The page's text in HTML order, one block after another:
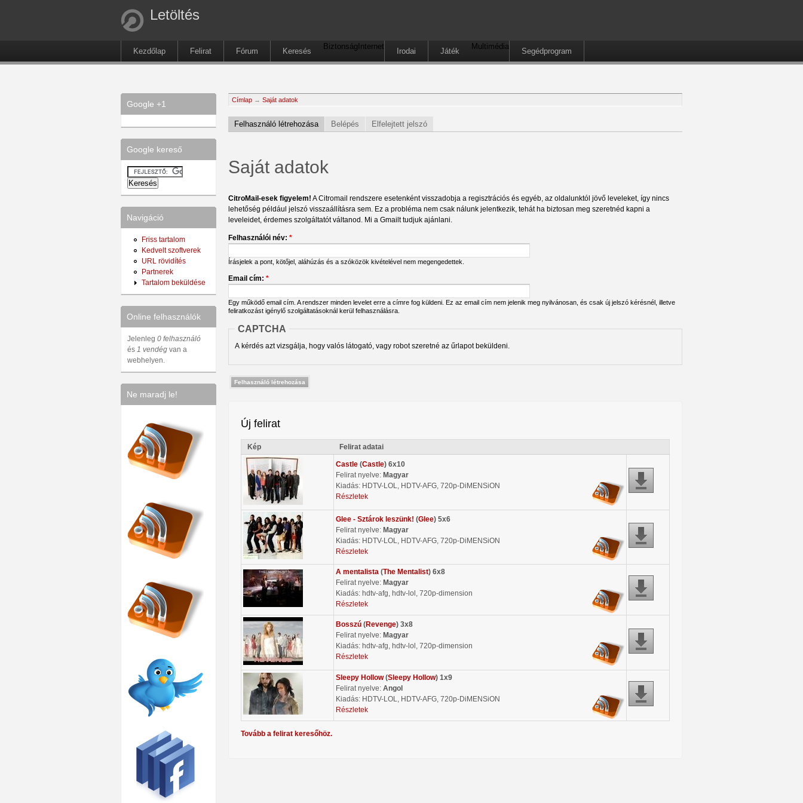
Letöltés
Kezdőlap Felirat Fórum Keresés
Biztonság Internet
Irodai Játék
Multimédia
Segédprogram
Google +1
Google kereső
Navigáció
Friss tartalom
Kedvelt szoftverek
URL rövidítés
Partnerek
Tartalom beküldése
Online felhasználók
Jelenleg 0 felhasználó
és 1 vendég van a
webhelyen.
Ne maradj le!
Címlap → Saját adatok
Felhasználó létrehozása Belépés Elfelejtett jelszó
Saját adatok
CitroMail-esek figyelem! A Citromail rendszere esetenként visszadobja a regisztrációs és egyéb, az oldalunktól jövő leveleket, így nincs
lehetőség például jelszó visszaállításra sem. Ez a probléma nem csak nálunk jelentkezik, tehát ha biztosan meg szeretnéd kapni a
leveleidet, érdemes szolgáltatót váltanod. Mi a Gmailt tudjuk ajánlani.
Felhasználói név: *
Írásjelek a pont, kötőjel, aláhúzás és a szóközök kivételével nem megengedettek.
Email cím: *
Egy működő email cím. A rendszer minden levelet erre a címre fog küldeni. Ez az email cím nem jelenik meg nyilvánosan, és csak új jelszó kérésnél, illetve
feliratkozást igénylő szolgáltatásoknál kerül felhasználásra.
CAPTCHA
A kérdés azt vizsgálja, hogy valós látogató, vagy robot szeretné az űrlapot beküldeni.
Új felirat
Kép Felirat adatai
Castle (Castle) 6x10
Felirat nyelve: Magyar
Kiadás: HDTV-LOL, HDTV-AFG, 720p-DiMENSiON
Részletek
Glee - Sztárok leszünk! (Glee) 5x6
Felirat nyelve: Magyar
Kiadás: HDTV-LOL, HDTV-AFG, 720p-DiMENSiON
Részletek
A mentalista (The Mentalist) 6x8
Felirat nyelve: Magyar
Kiadás: hdtv-afg, hdtv-lol, 720p-dimension
Részletek
Bosszú (Revenge) 3x8
Felirat nyelve: Magyar
Kiadás: hdtv-afg, hdtv-lol, 720p-dimension
Részletek
Sleepy Hollow(Sleepy Hollow) 1x9
Felirat nyelve: Angol
Kiadás: HDTV-LOL, HDTV-AFG, 720p-DiMENSiON
Részletek
Tovább a felirat keresőhöz.